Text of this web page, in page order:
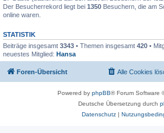
Der Besucherrekord liegt bei 1350 Besuchern, die am
online waren.
STATISTIK
Beiträge insgesamt 3343 • Themen insgesamt 420 •
neuestes Mitglied: Hansa
Foren-Übersicht Alle Cookies
Powered by phpBB® Forum Software
Deutsche Übersetzung durch
Datenschutz|